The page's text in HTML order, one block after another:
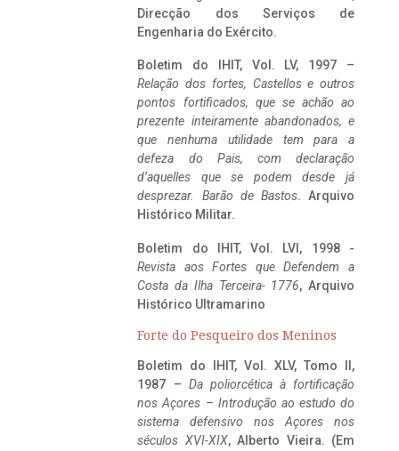
Direcção dos Serviços de
Engenharia do Exército.
Boletim do IHIT, Vol. LV, 1997 –
Relação dos fortes, Castellos e outros
pontos fortificados, que se achão ao
prezente inteiramente abandonados, e
que nenhuma utilidade tem para a
defeza do Pais, com declaração
d’aquelles que se podem desde já
desprezar. Barão de Bastos. Arquivo
Histórico Militar.
Boletim do IHIT, Vol. LVI, 1998 -
Revista aos Fortes que Defendem a
Costa da Ilha Terceira- 1776, Arquivo
Histórico Ultramarino
Forte do Pesqueiro dos Meninos
Boletim do IHIT, Vol. XLV, Tomo II,
1987 – Da poliorcética à fortificação
nos Açores – Introdução ao estudo do
sistema defensivo nos Açores nos
séculos XVI-XIX, Alberto Vieira. (Em